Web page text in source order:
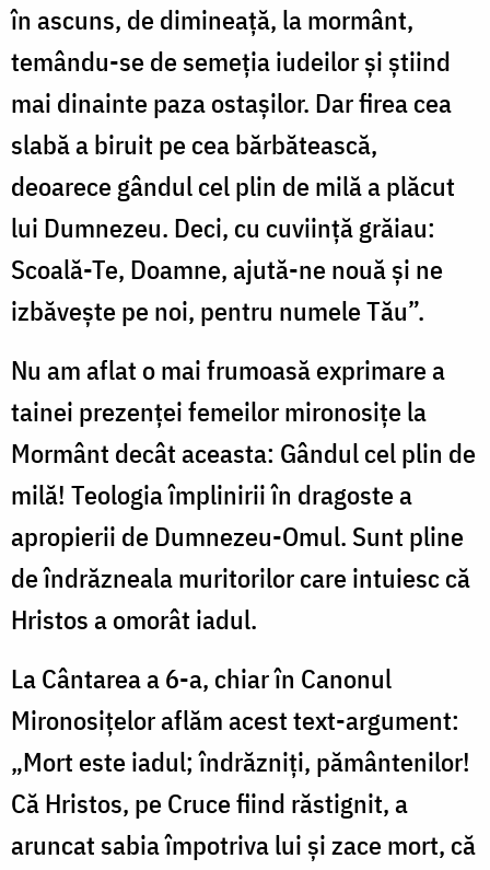
în ascuns, de dimineață, la mormânt,
temându-se de semeția iudeilor și știind
mai dinainte paza ostașilor. Dar firea cea
slabă a biruit pe cea bărbătească,
deoarece gândul cel plin de milă a plăcut
lui Dumnezeu. Deci, cu cuviință grăiau:
Scoală-Te, Doamne, ajută-ne nouă și ne
izbăvește pe noi, pentru numele Tău”.
Nu am aflat o mai frumoasă exprimare a
tainei prezenței femeilor mironosițe la
Mormânt decât aceasta: Gândul cel plin de
milă! Teologia împlinirii în dragoste a
apropierii de Dumnezeu-Omul. Sunt pline
de îndrăzneala muritorilor care intuiesc că
Hristos a omorât iadul.
La Cântarea a 6-a, chiar în Canonul
Mironosițelor aflăm acest text-argument:
„Mort este iadul; îndrăzniți, pământenilor!
Că Hristos, pe Cruce fiind răstignit, a
aruncat sabia împotriva lui și zace mort, că